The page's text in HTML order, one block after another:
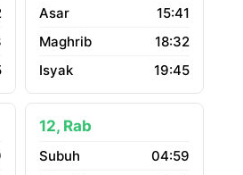
15:41
18:32
19:45
12, Rab
04:59